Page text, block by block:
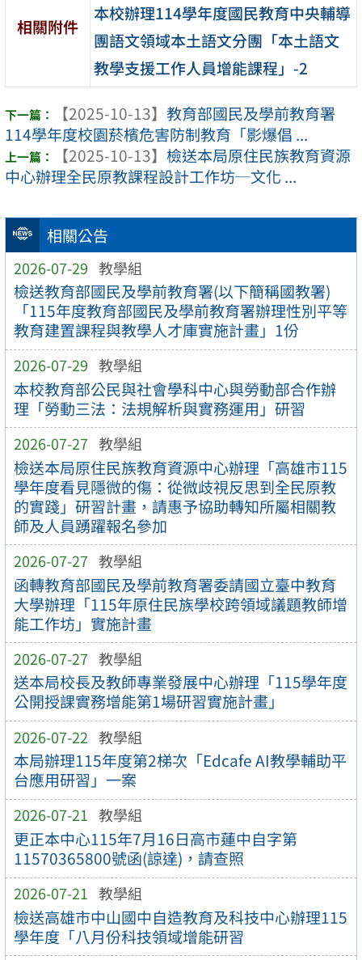
相關公告
2026-07-29 教學組
檢送教育部國民及學前教育署(以下簡稱國教署)
「115年度教育部國民及學前教育署辦理性別平等
教育建置課程與教學人才庫實施計畫」1份
2026-07-29 教學組
本校教育部公民與社會學科中心與勞動部合作辦
理「勞動三法：法規解析與實務運用」研習
2026-07-27 教學組
檢送本局原住民族教育資源中心辦理「高雄市115
學年度看見隱微的傷：從微歧視反思到全民原教
的實踐」研習計畫，請惠予協助轉知所屬相關教
師及人員踴躍報名參加
2026-07-27 教學組
函轉教育部國民及學前教育署委請國立臺中教育
大學辦理「115年原住民族學校跨領域議題教師增
能工作坊」實施計畫
2026-07-27 教學組
送本局校長及教師專業發展中心辦理「115學年度
公開授課實務增能第1場研習實施計畫」
2026-07-22 教學組
本局辦理115年度第2梯次「Edcafe AI教學輔助平
台應用研習」一案
2026-07-21 教學組
更正本中心115年7月16日高市蓮中自字第
11570365800號函(諒達)，請查照
2026-07-21 教學組
檢送高雄市中山國中自造教育及科技中心辦理115
學年度「八月份科技領域增能研習
相關附件
本校辦理114學年度國民教育中央輔導
團語文領域本土語文分團「本土語文
教學支援工作人員增能課程」-2
【2025-10-13】 教育部國民及學前教育署
114學年度校園菸檳危害防制教育「影爆倡 ...
【2025-10-13】 檢送本局原住民族教育資源
中心辦理全民原教課程設計工作坊─文化 ...